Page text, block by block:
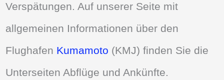
Verspätungen. Auf unserer Seite mit
allgemeinen Informationen über den
Flughafen Kumamoto (KMJ) finden Sie die
Unterseiten Abflüge und Ankünfte.